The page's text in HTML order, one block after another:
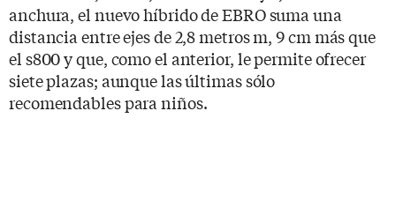
anchura, el nuevo híbrido de EBRO suma una
distancia entre ejes de 2,8 metros m, 9 cm más que
el s800 y que, como el anterior, le permite ofrecer
siete plazas; aunque las últimas sólo
recomendables para niños.